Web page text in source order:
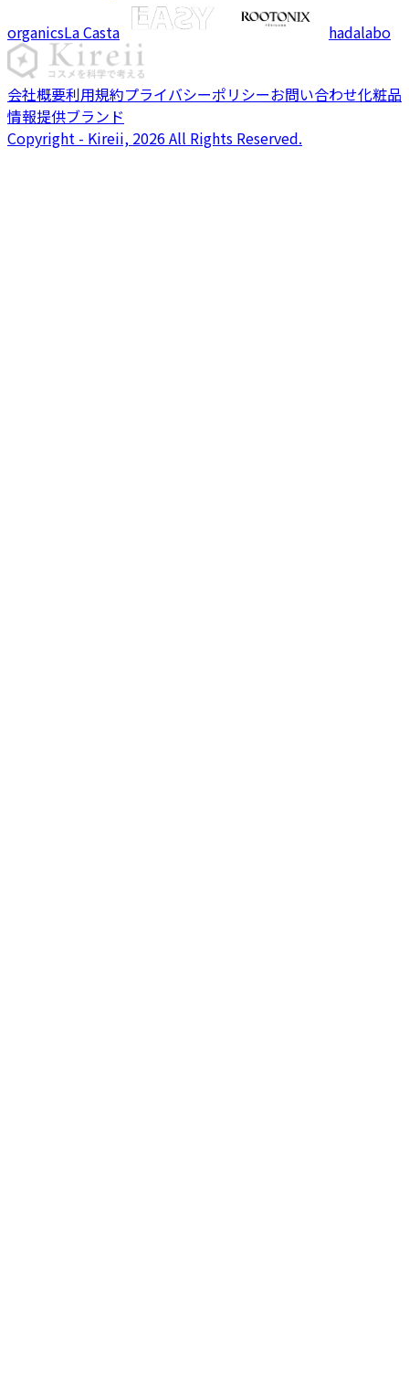
organicsLa Casta hadalabo
会社概要利用規約プライバシーポリシーお問い合わせ化粧品
情報提供ブランド
Copyright - Kireii, 2026 All Rights Reserved.